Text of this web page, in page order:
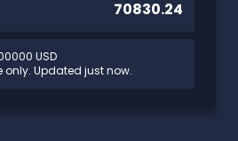
USD
only. Updated just now.